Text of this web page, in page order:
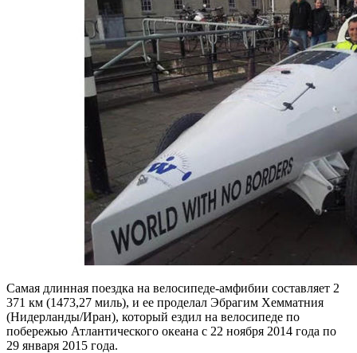
Самая длинная поездка на велосипеде-амфибии составляет 2
371 км (1473,27 миль), и ее проделал Эбрагим Хемматния
(Нидерланды/Иран), который ездил на велосипеде по
побережью Атлантического океана с 22 ноября 2014 года по
29 января 2015 года.